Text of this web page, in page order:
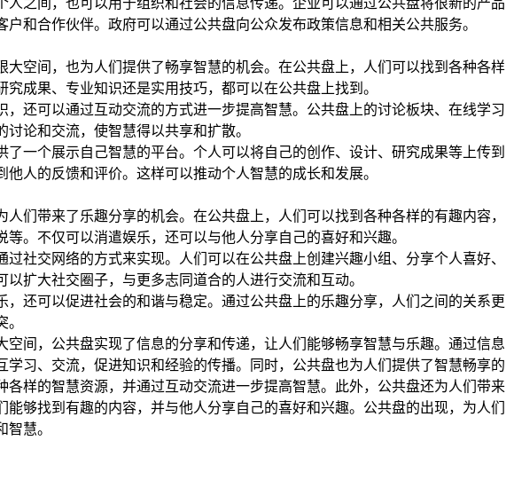
和合作伙伴。政府可以通过公共盘向公众发布政策信息和相关公共服务。
大空间，也为人们提供了畅享智慧的机会。在公共盘上，人们可以找到各种各样
成果、专业知识还是实用技巧，都可以在公共盘上找到。
，还可以通过互动交流的方式进一步提高智慧。公共盘上的讨论板块、在线学习
论和交流，使智慧得以共享和扩散。
了一个展示自己智慧的平台。个人可以将自己的创作、设计、研究成果等上传到
人的反馈和评价。这样可以推动个人智慧的成长和发展。
们带来了乐趣分享的机会。在公共盘上，人们可以找到各种各样的有趣内容，
。不仅可以消遣娱乐，还可以与他人分享自己的喜好和兴趣。
社交网络的方式来实现。人们可以在公共盘上创建兴趣小组、分享个人喜好、
扩大社交圈子，与更多志同道合的人进行交流和互动。
，还可以促进社会的和谐与稳定。通过公共盘上的乐趣分享，人们之间的关系更
空间，公共盘实现了信息的分享和传递，让人们能够畅享智慧与乐趣。通过信息
学习、交流，促进知识和经验的传播。同时，公共盘也为人们提供了智慧畅享的
各样的智慧资源，并通过互动交流进一步提高智慧。此外，公共盘还为人们带来
能够找到有趣的内容，并与他人分享自己的喜好和兴趣。公共盘的出现，为人们
慧。